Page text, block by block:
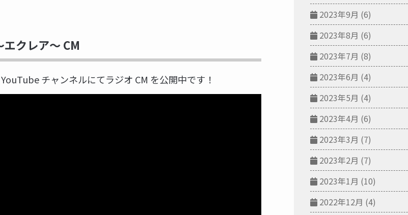
クレア～ CM
チャンネルにてラジオ CM を公開中です！
2023年9月 (6)
2023年8月 (6)
2023年7月 (8)
2023年6月 (4)
2023年5月 (4)
2023年4月 (6)
2023年3月 (7)
2023年2月 (7)
2023年1月 (10)
2022年12月 (4)